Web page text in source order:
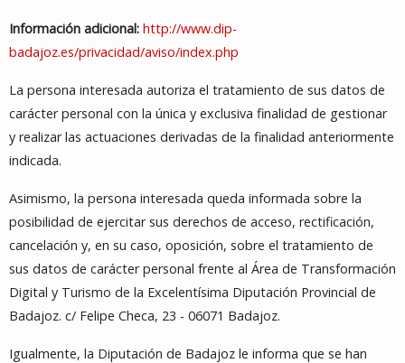
Información adicional: http://www.dip-
badajoz.es/privacidad/aviso/index.php
La persona interesada autoriza el tratamiento de sus datos de
carácter personal con la única y exclusiva finalidad de gestionar
y realizar las actuaciones derivadas de la finalidad anteriormente
indicada.
Asimismo, la persona interesada queda informada sobre la
posibilidad de ejercitar sus derechos de acceso, rectificación,
cancelación y, en su caso, oposición, sobre el tratamiento de
sus datos de carácter personal frente al Área de Transformación
Digital y Turismo de la Excelentísima Diputación Provincial de
Badajoz. c/ Felipe Checa, 23 - 06071 Badajoz.
Igualmente, la Diputación de Badajoz le informa que se han